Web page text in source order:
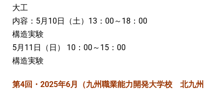
大工
内容：5月10日（土）13：00～18：00
構造実験
5月11日（日） 10：00～15：00
構造実験
第4回・2025年6月（九州職業能力開発大学校 北九州